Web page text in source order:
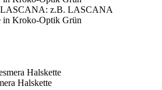
LASCANA: z.B. LASCANA
in Kroko-Optik Grün
Halskette